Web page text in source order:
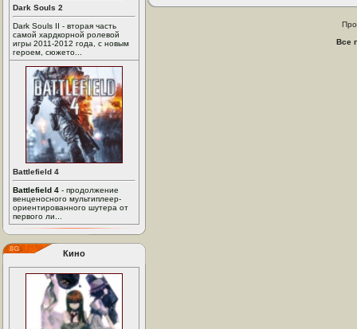
Dark Souls 2
Dark Souls II - вторая часть
самой хардкорной ролевой
игры 2011-2012 года, с новым
героем, сюжето...
Battlefield 4
Battlefield 4 - продолжение
венценосного мультиплеер-
ориентированного шутера от
первого ли...
Кино
Все